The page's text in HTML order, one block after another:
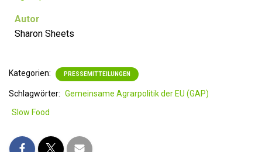
Autor
Sharon Sheets
Kategorien: PRESSEMITTEILUNGEN
Schlagwörter: Gemeinsame Agrarpolitik der EU (GAP)
Slow Food